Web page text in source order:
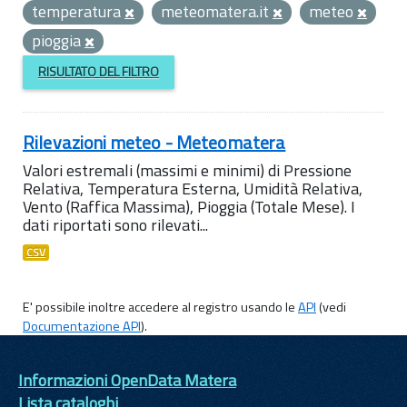
temperatura
meteomatera.it
meteo
pioggia
RISULTATO DEL FILTRO
Rilevazioni meteo - Meteomatera
Valori estremali (massimi e minimi) di Pressione
Relativa, Temperatura Esterna, Umidità Relativa,
Vento (Raffica Massima), Pioggia (Totale Mese). I
dati riportati sono rilevati...
CSV
E' possibile inoltre accedere al registro usando leAPI(vedi
Documentazione API).
Informazioni OpenData Matera